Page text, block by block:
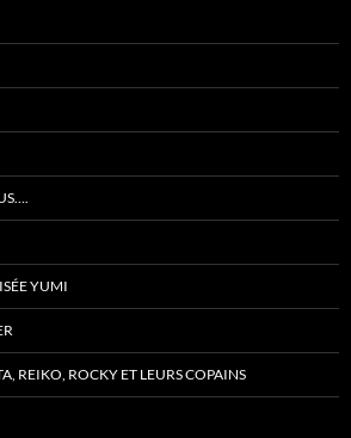
YUMI
REIKO, ROCKY ET LEURS COPAINS